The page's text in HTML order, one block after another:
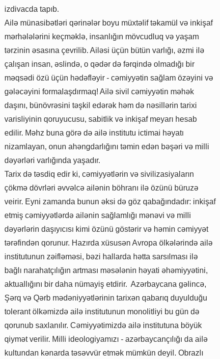
izdivacda tapıb.
Ailə münasibətləri qərinələr boyu müxtəlif təkamül və inkişaf
mərhələlərini keçməklə, insanlığın mövcudluq və yaşam
tərzinin əsasına çevrilib. Ailəsi üçün bütün varlığı, əzmi ilə
çalışan insan, əslində, o qədər də fərqində olmadığı bir
məqsədi özü üçün hədəfləyir - cəmiyyətin sağlam özəyini və
gələcəyini formalaşdırmaq! Ailə sivil cəmiyyətin məhək
daşını, bünövrəsini təşkil edərək həm də nəsillərin tarixi
varisliyinin qoruyucusu, sabitlik və inkişaf meyarı hesab
edilir. Məhz buna görə də ailə institutu ictimai həyatı
nizamlayan, onun ahəngdarlığını təmin edən bəşəri və milli
dəyərləri varlığında yaşadır.
Tarix də təsdiq edir ki, cəmiyyətlərin və sivilizasiyaların
çökmə dövrləri əvvəlcə ailənin böhranı ilə özünü büruzə
veirir. Eyni zamanda bunun əksi də göz qabağındadır: inkişaf
etmiş cəmiyyətlərdə ailənin sağlamlığı mənəvi və milli
dəyərlərin daşıyıcısı kimi özünü göstərir və həmin cəmiyyət
tərəfindən qorunur. Hazırda xüsusən Avropa ölkələrində ailə
institutunun zəifləməsi, bəzi hallarda hətta sarsılması ilə
bağlı narahatçılığın artması məsələnin həyati əhəmiyyətini,
aktuallığını bir daha nümayiş etdirir. Azərbaycana gəlincə,
Şərq və Qərb mədəniyyətlərinin tarixən qabarıq duyulduğu
tolerant ölkəmizdə ailə institutunun monolitliyi bu gün də
qorunub saxlanılır. Cəmiyyətimizdə ailə institutuna böyük
qiymət verilir. Milli ideologiyamızı - azərbaycançılığı da ailə
kultundan kənarda təsəvvür etmək mümkün deyil. Obrazlı